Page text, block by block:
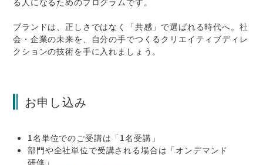
ブランドは、正しさではなく「共感」で選ばれる時代へ。社
会・企業の未来を、自分の手でつくるクリエイティブディレ
クションの技術を手に入れましょう。
お申し込み
1名単位でのご受講は「1名受講」
部門や全社単位で受講される場合は「オンデマンド
研修」